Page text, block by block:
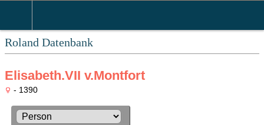
Roland Datenbank
Elisabeth.VII v.Montfort
- 1390